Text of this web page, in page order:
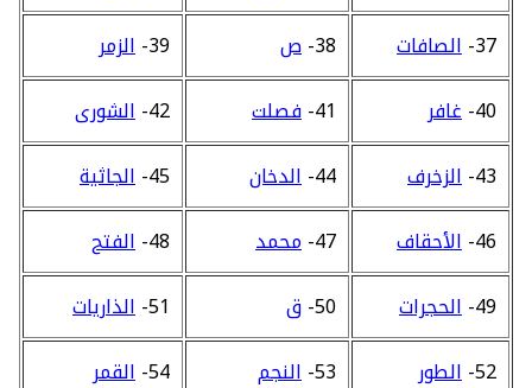
37- الصافات 38- ص 39- الزمر
40- غافر 41- فصلت 42- الشورى
43- الزخرف 44- الدخان 45- الجاثية
46- الأحقاف 47- محمد 48- الفتح
49- الحجرات 50- ق 51- الذاريات
52- الطور 53- النجم 54- القمر